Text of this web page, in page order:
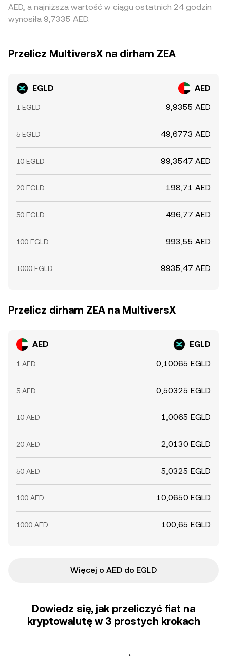
AED, a najniższa wartość w ciągu ostatnich 24 godzin
wynosiła 9,7335 AED.
Przelicz MultiversX na dirham ZEA
EGLD AED
1 EGLD 9,9355 AED
5 EGLD 49,6773 AED
10 EGLD 99,3547 AED
20 EGLD 198,71 AED
50 EGLD 496,77 AED
100 EGLD 993,55 AED
1000 EGLD 9935,47 AED
Przelicz dirham ZEA na MultiversX
AED EGLD
1 AED 0,10065 EGLD
5 AED 0,50325 EGLD
10 AED 1,0065 EGLD
20 AED 2,0130 EGLD
50 AED 5,0325 EGLD
100 AED 10,0650 EGLD
1000 AED 100,65 EGLD
Więcej o AED do EGLD
Dowiedz się, jak przeliczyć fiat na
kryptowalutę w 3 prostych krokach